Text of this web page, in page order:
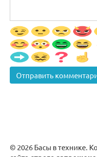
© 2026 Басы в технике.